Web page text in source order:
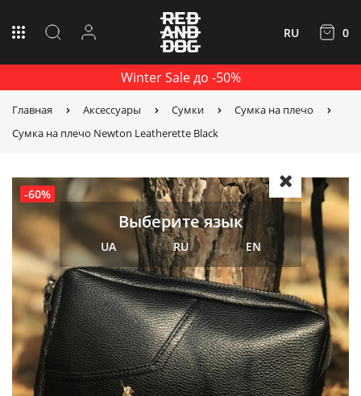
Winter Sale до -50%
RU 0
Главная Аксессуары Сумки
Сумка на плечо
Сумка на плечо Newton Leatherette Black
-60%
Выберите язык
UA RU EN